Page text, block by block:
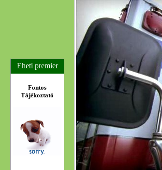
Eheti premier
Fontos
Tájékoztató